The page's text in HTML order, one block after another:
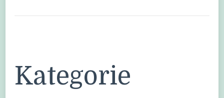
Kategorie